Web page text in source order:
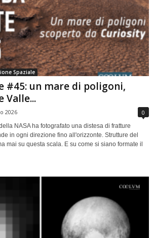
Spaziale
#45: un mare di poligoni,
Valle...
2026 0
NASA ha fotografato una distesa di fratture
in ogni direzione fino all'orizzonte. Strutture del
mai su questa scala. E su come si siano formate il